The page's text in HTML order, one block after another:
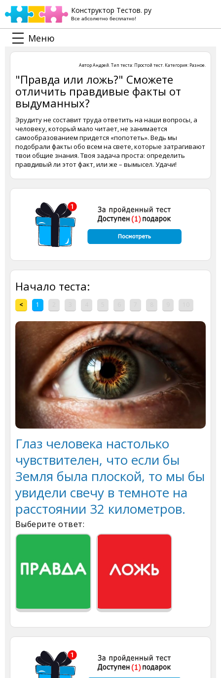
Конструктор Тестов. ру
Все абсолютно бесплатно!
Меню
АвторАндрей. Тип теста: Простой тест. Категория: Разное.
"Правда или ложь?" Сможете
отличить правдивые факты от
выдуманных?
Эрудиту не составит труда ответить на наши вопросы, а
человеку, который мало читает, не занимается
самообразованием придется «попотеть». Ведь мы
подобрали факты обо всем на свете, которые затрагивают
твои общие знания. Твоя задача проста: определить
правдивый ли этот факт, или же – вымысел. Удачи!
Начало теста:
< 1
Глаз человека настолько
чувствителен, что если бы
Земля была плоской, то мы бы
увидели свечу в темноте на
расстоянии 32 километров.
Выберите ответ: